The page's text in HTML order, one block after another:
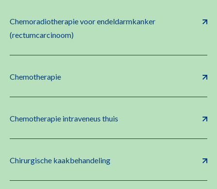
Chemoradiotherapie voor endeldarmkanker
(rectumcarcinoom)
Chemotherapie
Chemotherapie intraveneus thuis
Chirurgische kaakbehandeling